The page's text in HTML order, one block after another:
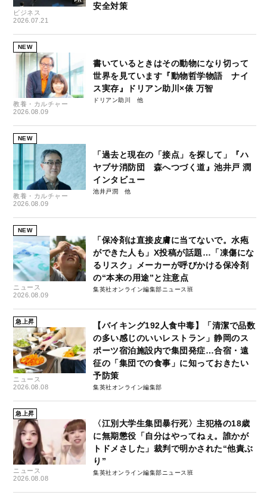
ビジネス
2026.07.21
安全対策
NEW
教養・カルチャー
2026.08.09
書いているときはその動物になり切って
世界を見ています『動物哲学物語 ナイ
ス実存』ドリアン助川×俵 万智
ドリアン助川
NEW
教養・カルチャー
2026.08.09
「過去と現在の「接点」を探して」『ハ
ヤブサ消防団 森へつづく道』池井戸 潤
インタビュー
池井戸潤
NEW
ニュース
2026.08.09
「保冷剤は直接皮膚に当てないで。水疱
ができた人も」X投稿が話題…「凍傷にな
るリスク」メーカーが呼びかける保冷剤
の“本来の用途”と注意点
集英社オンライン編集部ニュース班
急上昇
ニュース
2026.08.08
【バイキング192人食中毒】「清潔で品数
の多い感じのいいレストラン」静岡のス
ポーツ宿泊施設内で集団発症…合宿・遠
征の「集団での食事」に知っておきたい
予防策
集英社オンライン編集部
急上昇
ニュース
2026.08.08
〈江別大学生集団暴行死〉主犯格の18歳
に無期懲役「自分はやってねぇ。誰かが
トドメさした」裁判で明かされた“他責ぶ
り”
集英社オンライン編集部ニュース班